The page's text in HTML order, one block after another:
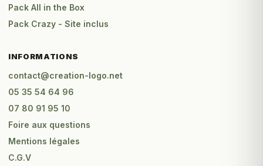
Pack All in the Box
Pack Crazy - Site inclus
INFORMATIONS
contact@creation-logo.net
05 35 54 64 96
07 80 91 95 10
Foire aux questions
Mentions légales
C.G.V